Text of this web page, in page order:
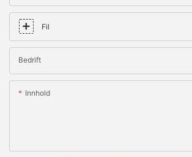
Fil
Bedrift
Innhold